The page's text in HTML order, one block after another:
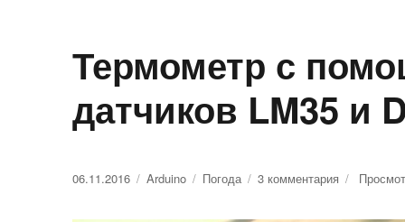
Термометр с
датчиков LM35 и
Опубликовано
06.11.2016 Рубрики
Arduino Метки
Погода 3 комментария
Термометр